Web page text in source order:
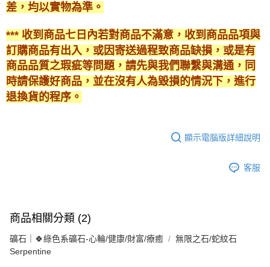
差，均以實物為準。
*** 收到商品七日內若對商品不滿意，收到商品品項與
訂購商品有出入，或因寄送過程致商品缺損，或是有
商品品質之瑕疵等問題，請先與我們聯繫與溝通，同
時請保護好商品，並在沒有人為毀損的情況下，進行
退換貨的程序。
顯示電腦版詳細說明
客服
商品相關分類 (2)
礦石｜🍀綠色系礦石-心輪/健康/財富/療癒
無限之石/蛇紋石
Serpentine